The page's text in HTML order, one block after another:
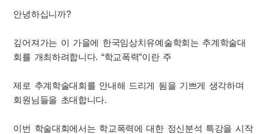
안녕하십니까?
깊어져가는 이 가을에 한국임상치유예술학회는 추계학술대
회를 개최하려합니다. “학교폭력”이란 주
제로 추계학술대회를 안내해 드리게 됨을 기쁘게 생각하며
회원님들을 초대합니다.
이번 학술대회에서는 학교폭력에 대한 정신분석 특강을 시작